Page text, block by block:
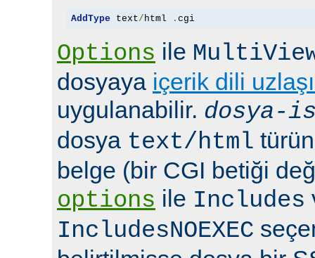
AddType text/ html . cgi
Options ile
dosyaya içerik dili
uygulanabilir. dosya-
dosya text/html
belge (bir CGI betiği
options ile Includes
IncludesNOEXEC